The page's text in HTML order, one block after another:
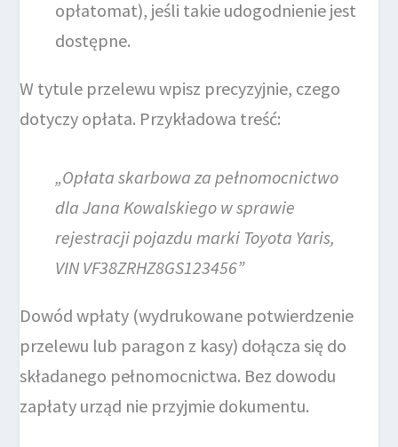
opłatomat), jeśli takie udogodnienie jest
dostępne.
W tytule przelewu wpisz precyzyjnie, czego
dotyczy opłata. Przykładowa treść:
„Opłata skarbowa za pełnomocnictwo
dla Jana Kowalskiego w sprawie
rejestracji pojazdu marki Toyota Yaris,
VIN VF38ZRHZ8GS123456”
Dowód wpłaty (wydrukowane potwierdzenie
przelewu lub paragon z kasy) dołącza się do
składanego pełnomocnictwa. Bez dowodu
zapłaty urząd nie przyjmie dokumentu.